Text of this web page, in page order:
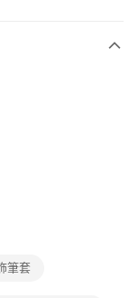
「AFTEE先享後付」
，可透過四大超商／
成。
顯示為準，若有關於
繫「AFTEE先享後付
support/home
筆套